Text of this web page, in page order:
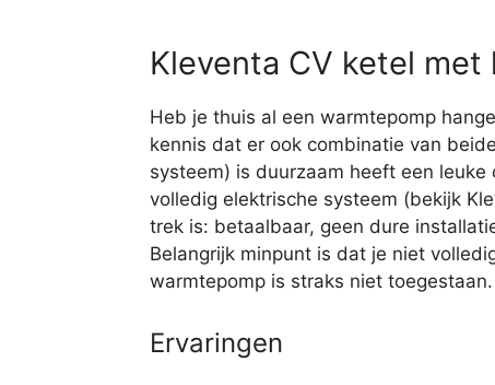
Kleventa CV ketel
Heb je thuis al een warmtepomp
kennis dat er ook combinatie van
systeem) is duurzaam heeft een
volledig elektrische systeem (bekijk
trek is: betaalbaar, geen dure
Belangrijk minpunt is dat je niet
warmtepomp is straks niet
Ervaringen